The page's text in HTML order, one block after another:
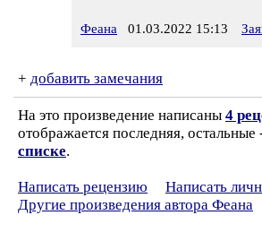
Феана 01.03.2022 15:13
+ добавить замечания
На это произведение написаны 4
отображается последняя, остальные
списке.
Написать рецензию
Написать
Другие произведения автора Феана